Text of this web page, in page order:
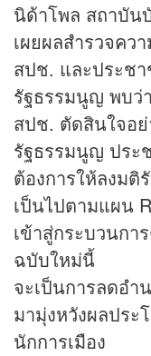
นิด้าโพล สถาบั
เผยผลสำรวจคว
สปช. และประช
รัฐธรรมนูญ พบว่
สปช. ตัดสินใจอย่
รัฐธรรมนูญ ประ
ต้องการให้ลงมติ
เป็นไปตามแผน
เข้าสู่กระบวนกา
ฉบับใหม่นี้
จะเป็นการลดอำ
มามุ่งหวังผลประ
นักการเมือง